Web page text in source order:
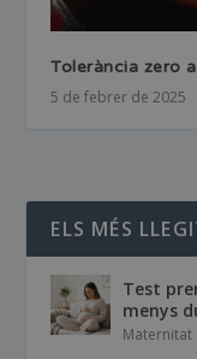
Tolerància zero
5 de febrer de 2025
ELS MÉS
Test
menys
Maternitat